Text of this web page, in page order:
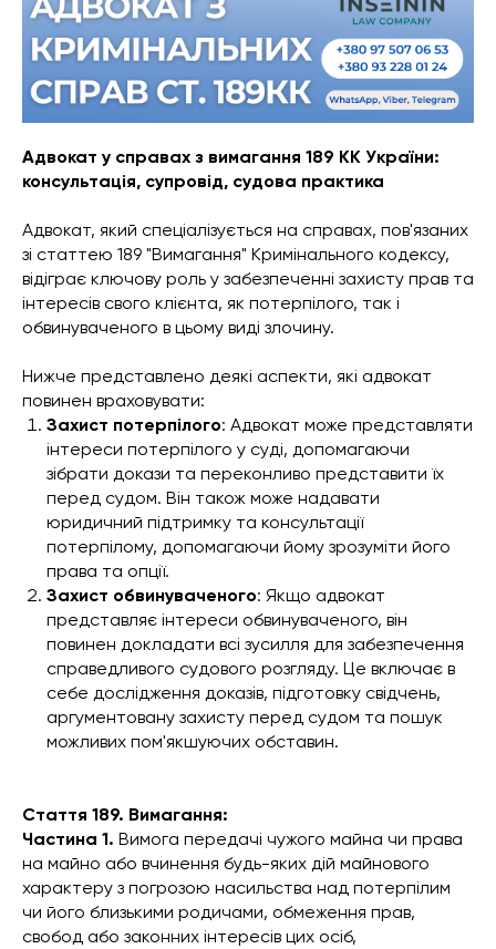
Адвокат у справах з вимагання 189 КК України:
консультація, супровід, судова практика
Адвокат, який спеціалізується на справах, пов'язаних
зі статтею 189 "Вимагання" Кримінального кодексу,
відіграє ключову роль у забезпеченні захисту прав та
інтересів свого клієнта, як потерпілого, так і
обвинуваченого в цьому виді злочину.
Нижче представлено деякі аспекти, які адвокат
повинен враховувати:
Захист потерпілого: Адвокат може представляти
інтереси потерпілого у суді, допомагаючи
зібрати докази та переконливо представити їх
перед судом. Він також може надавати
юридичний підтримку та консультації
потерпілому, допомагаючи йому зрозуміти його
права та опції.
Захист обвинуваченого: Якщо адвокат
представляє інтереси обвинуваченого, він
повинен докладати всі зусилля для забезпечення
справедливого судового розгляду. Це включає в
себе дослідження доказів, підготовку свідчень,
аргументовану захисту перед судом та пошук
можливих пом'якшуючих обставин.
Стаття 189. Вимагання:
Частина 1. Вимога передачі чужого майна чи права
на майно або вчинення будь-яких дій майнового
характеру з погрозою насильства над потерпілим
чи його близькими родичами, обмеження прав,
свобод або законних інтересів цих осіб,